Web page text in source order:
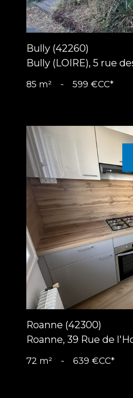
Bully (42260)
Bully (LOIRE), 5 rue
85 m² - 599 €CC*
Roanne (42300)
Roanne, 39 Rue de
72 m² - 639 €CC*